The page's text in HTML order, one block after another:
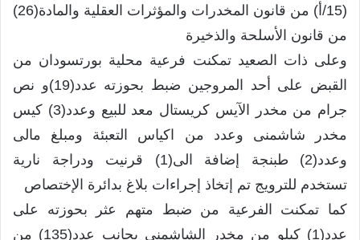
(15/أ) من قانون المخدرات والمؤثرات العقلية والمادة(26)
من قانون الأسلحة والذخيرة
وعلى ذات الصعيد تمكنت فرعية محلية بورتسودان من
القبض على أحد المروجين ضبط بحوزته عدد(19)و نص
جرام من مخدر الآيس كريستال معد للبيع وعدد(3) كيس
مخدر شاشمنى وعدد من اكياس التعبئة ومبلغ مالى
وعدد(2) طبنجة إضافة الى(1) قرنيت ودراجة نارية
تستخدم للترويج تم إتخاذ إجراءات بلاغ بدائرة الإختصاص
كما تمكنت الفرعية من ضبط متهم عثر بحوزته على
عدد(1) كيلو من مخدر الشاشمنى بجانب عدد(135) من